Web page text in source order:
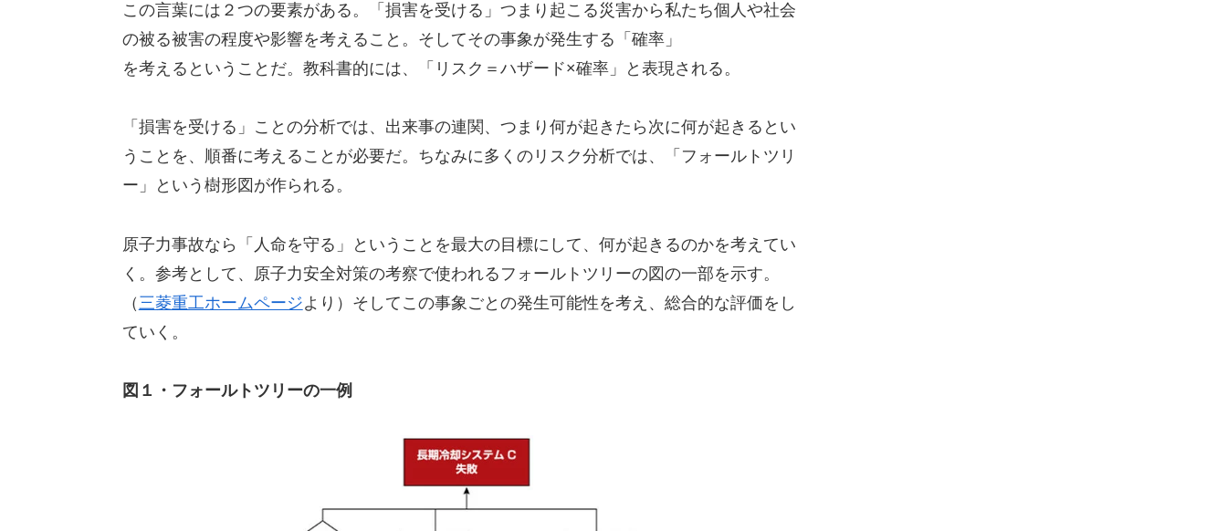
この言葉には２つの要素がある。「損害を受ける」つまり起こる災害から私たち個人や社会
の被る被害の程度や影響を考えること。そしてその事象が発生する「確率」
を考えるということだ。教科書的には、「リスク＝ハザード×確率」と表現される。
「損害を受ける」ことの分析では、出来事の連関、つまり何が起きたら次に何が起きるとい
うことを、順番に考えることが必要だ。ちなみに多くのリスク分析では、「フォールトツリ
ー」という樹形図が作られる。
原子力事故なら「人命を守る」ということを最大の目標にして、何が起きるのかを考えてい
く。参考として、原子力安全対策の考察で使われるフォールトツリーの図の一部を示す。
（ 三菱重工ホームページより）そしてこの事象ごとの発生可能性を考え、総合的な評価をし
ていく。
図１・フォールトツリーの一例